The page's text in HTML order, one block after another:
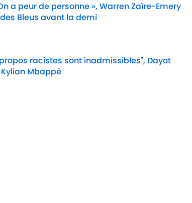
a peur de personne », Warren Zaïre-Emery
Bleus avant la demi
racistes sont inadmissibles", Dayot
Mbappé